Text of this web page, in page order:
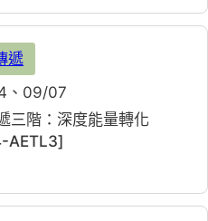
三階：深度能量轉化
AETL3]
遞
、09/07